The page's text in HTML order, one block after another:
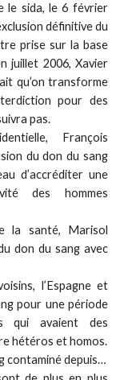
le sida, le 6 février
définitive du
prise sur la base
juillet 2006, Xavier
qu’on transforme
pour des
pas.
François
du don du sang
d’accréditer une
des hommes
la santé, Marisol
don du sang avec
l’Espagne et
pour une période
qui avaient des
hétéros et homos.
contaminé depuis…